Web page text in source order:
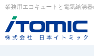
業務用エコキュートと電気給湯